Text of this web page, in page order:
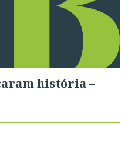
história –